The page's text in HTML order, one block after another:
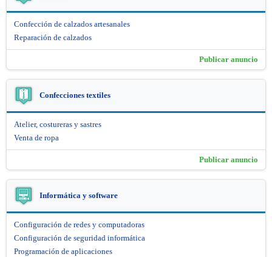
Confección de calzados artesanales
Reparación de calzados
Publicar anuncio
Confecciones textiles
Atelier, costureras y sastres
Venta de ropa
Publicar anuncio
Informática y software
Configuración de redes y computadoras
Configuración de seguridad informática
Programación de aplicaciones